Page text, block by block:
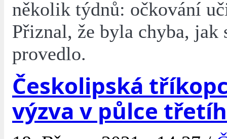
několik týdnů: očkování
Přiznal, že byla chyba, jak
provedlo.
Českolipská
výzva v půlce